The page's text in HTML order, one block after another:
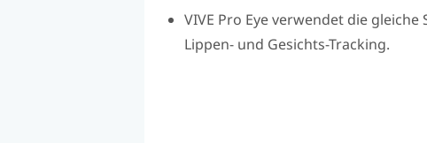
VIVE Pro Eyeverwendet die gleiche
Lippen- und Gesichts-Tracking.